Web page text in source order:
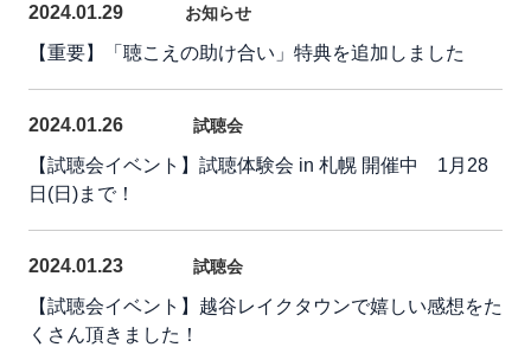
2024.01.29 お知らせ
【重要】「聴こえの助け合い」特典を追加しました
2024.01.26 試聴会
【試聴会イベント】試聴体験会 in 札幌 開催中 1月28
日(日)まで！
2024.01.23 試聴会
【試聴会イベント】越谷レイクタウンで嬉しい感想をた
くさん頂きました！